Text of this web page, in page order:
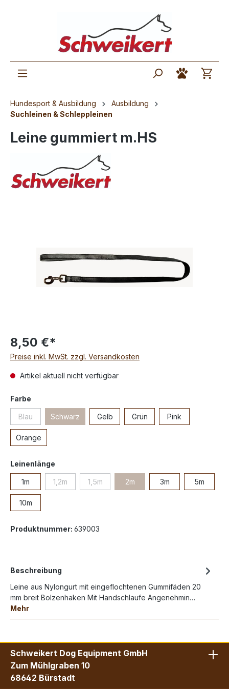
Hundesport & Ausbildung
Ausbildung
Suchleinen & Schleppleinen
Leine gummiert m.HS
8,50 €*
Preise inkl. MwSt. zzgl. Versandkosten
Artikel aktuell nicht verfügbar
Farbe
Blau Schwarz Gelb Grün Pink
Orange
Leinenlänge
1m 1,2m 1,5m 2m 3m 5m
10m
Produktnummer: 639003
Beschreibung
Leine aus Nylongurt mit eingeflochtenen Gummifäden 20
mm breit Bolzenhaken Mit Handschlaufe Angenehmin…
Mehr
Schweikert Dog Equipment GmbH
Zum Mühlgraben 10
68642 Bürstadt